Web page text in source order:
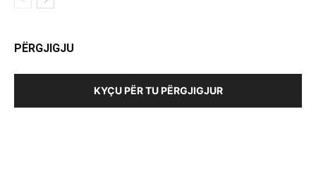
PËRGJIGJU
KYÇU PËR TU PËRGJIGJUR